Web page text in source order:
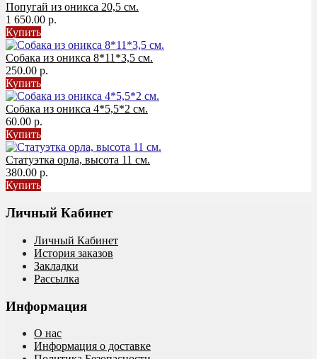
Попугай из оникса 20,5 см.
1 650.00 р.
Купить
Собака из оникса 8*11*3,5 см.
250.00 р.
Купить
Собака из оникса 4*5,5*2 см.
60.00 р.
Купить
Статуэтка орла, высота 11 см.
380.00 р.
Купить
Личный Кабинет
Личный Кабинет
История заказов
Закладки
Рассылка
Информация
О нас
Информация о доставке